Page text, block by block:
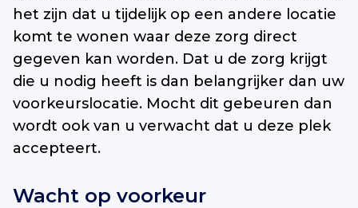
het zijn dat u tijdelijk op een andere locatie
komt te wonen waar deze zorg direct
gegeven kan worden. Dat u de zorg krijgt
die u nodig heeft is dan belangrijker dan uw
voorkeurslocatie. Mocht dit gebeuren dan
wordt ook van u verwacht dat u deze plek
accepteert.
Wacht op voorkeur